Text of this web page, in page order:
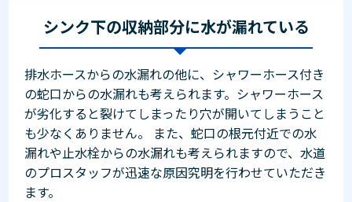
シンク下の収納部分に水が漏れている
排水ホースからの水漏れの他に、シャワーホース付き
の蛇口からの水漏れも考えられます。シャワーホース
が劣化すると裂けてしまったり穴が開いてしまうこと
も少なくありません。 また、蛇口の根元付近での水
漏れや止水栓からの水漏れも考えられますので、水道
のプロスタッフが迅速な原因究明を行わせていただき
ます。